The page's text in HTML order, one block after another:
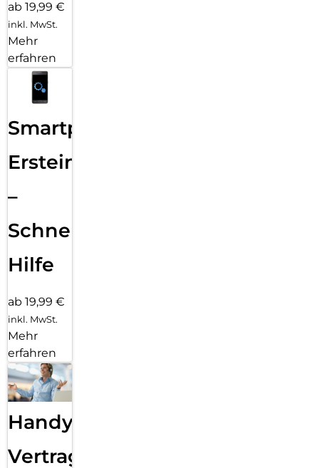
ab 19,99 €
inkl. MwSt.
Mehr
erfahren
Smartphone
Ersteinrichtung
–
Schnelle
Hilfe
ab 19,99 €
inkl. MwSt.
Mehr
erfahren
Handy
Vertragsabwicklung